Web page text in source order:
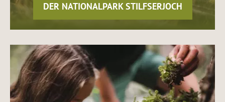
DER NATIONALPARK STILFSERJOCH